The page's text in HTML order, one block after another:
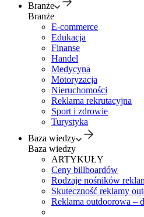
Branże
Branże
E-commerce
Edukacja
Finanse
Handel
Medycyna
Motoryzacja
Nieruchomości
Reklama rekrutacyjna
Sport i zdrowie
Turystyka
Baza wiedzy
Baza wiedzy
ARTYKUŁY
Ceny billboardów
Rodzaje nośników
Skuteczność reklamy
Reklama outdoorowa –